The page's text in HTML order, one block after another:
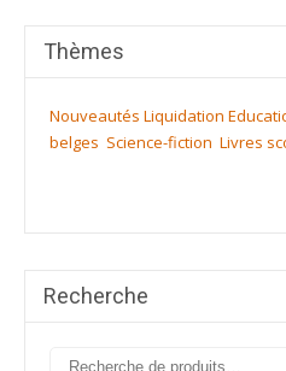
Thèmes
Nouveautés Liquidation
belges Science-fiction Livres
Recherche
Recherche